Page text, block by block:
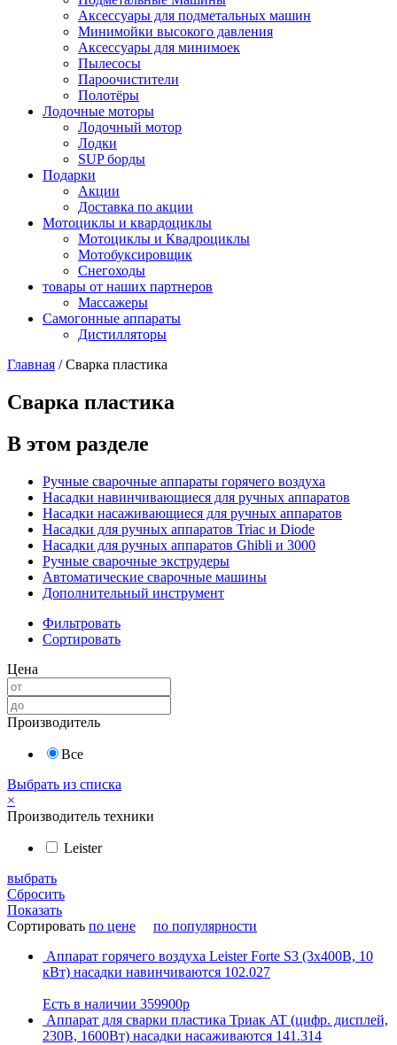
Аксессуары для подметальных машин
Минимойки высокого давления
Аксессуары для минимоек
Пылесосы
Пароочистители
Полотёры
Лодочные моторы
Лодочный мотор
Лодки
SUP борды
Подарки
Акции
Доставка по акции
Мотоциклы и квардоциклы
Мотоциклы и Квадроциклы
Мотобуксировщик
Снегоходы
товары от наших партнеров
Массажеры
Самогонные аппараты
Дистилляторы
Главная /Сварка пластика
Сварка пластика
В этом разделе
Ручные сварочные аппараты горячего воздуха
Насадки навинчивающиеся для ручных аппаратов
Насадки насаживающиеся для ручных аппаратов
Насадки для ручных аппаратов Triac и Diode
Насадки для ручных аппаратов Ghibli и 3000
Ручные сварочные экструдеры
Автоматические сварочные машины
Дополнительный инструмент
Фильтровать
Сортировать
Цена
Производитель
Все
Выбрать из списка
×
Производитель техники
Leister
выбрать
Сбросить
Показать
Сортировать по цене
по популярности
Аппарат горячего воздуха Leister Forte S3 (3х400В, 10
кВт) насадки навинчиваются 102.027
Есть в наличии 359900р
Аппарат для сварки пластика Триак AT (цифр. дисплей,
230В, 1600Вт) насадки насаживаются 141.314